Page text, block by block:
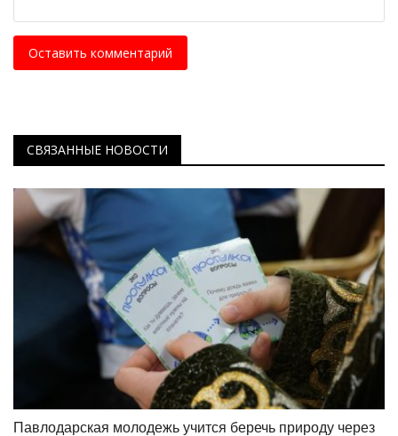
Оставить комментарий
СВЯЗАННЫЕ НОВОСТИ
Павлодарская молодежь учится беречь природу через